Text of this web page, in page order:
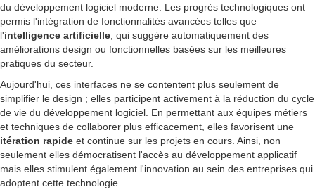
du développement logiciel moderne. Les progrès technologiques ont
permis l'intégration de fonctionnalités avancées telles que
l'intelligence artificielle, qui suggère automatiquement des
améliorations design ou fonctionnelles basées sur les meilleures
pratiques du secteur.
Aujourd'hui, ces interfaces ne se contentent plus seulement de
simplifier le design ; elles participent activement à la réduction du cycle
de vie du développement logiciel. En permettant aux équipes métiers
et techniques de collaborer plus efficacement, elles favorisent une
itération rapide et continue sur les projets en cours. Ainsi, non
seulement elles démocratisent l'accès au développement applicatif
mais elles stimulent également l'innovation au sein des entreprises qui
adoptent cette technologie.